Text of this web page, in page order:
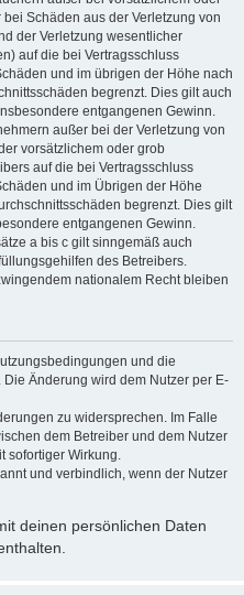
Schäden aus der Verletzung von
der Verletzung wesentlicher
auf die bei Vertragsschluss
und im übrigen der Höhe nach
begrenzt. Dies gilt auch
entgangenen Gewinn.
außer bei der Verletzung von
vorsätzlichem oder grob
auf die bei Vertragsschluss
und im Übrigen der Höhe
begrenzt. Dies gilt
entgangenen Gewinn.
a bis c gilt sinngemäß auch
des Betreibers.
nationalem Recht bleiben
und die
Änderung wird dem Nutzer per E-
zu widersprechen. Im Falle
dem Betreiber und dem Nutzer
sofortiger Wirkung.
und verbindlich, wenn der Nutzer
deinen persönlichen Daten